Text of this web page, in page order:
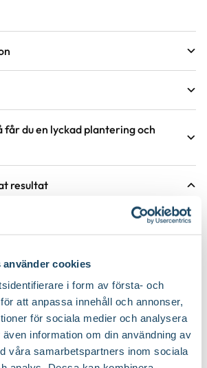
använder cookies
i form av första- och
att anpassa innehåll och annonser,
för sociala medier och analysera
information om din användning av
våra samarbetspartners inom sociala
Höjd på trädgårdsväxter
Lättskött
Från Sverige Vad betyder märkningen?
varm jord, Väldränerad jord
lätt
öppna lägen, Hög salthalt i marken,
jord, Salta vindar, Torr jord
får du en lyckad plantering och
ogräs för att underlätta etablering.
rabatter första året, följande år efter
under våren.
resultat
2 för 99:-